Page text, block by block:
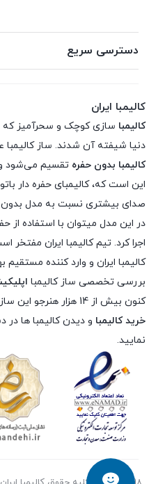
دسترسی سریع
کالیمبا ایران
کالیمبا سازی کوچک و سحرآمیز که
دنیا شیفته آن شدند. ساز کالیمبا عمدتاً
کالیمبا بدون حفره تقسیم می‌شود و
این است که، کالیمبای حفره دار
صدای بیشتری نسبت به مدل بدون
در این مدل میتوان با استفاده
کالیمبا ایران و وارد کننده
بررسی تخصصی ساز کالیمبا
کنون بیش از 14 هزار هنرجو این ساز جادوئی را در آن آموخته اند. برای
خرید کالیمبا و دیدن کالیمبا ها در
نمایید.